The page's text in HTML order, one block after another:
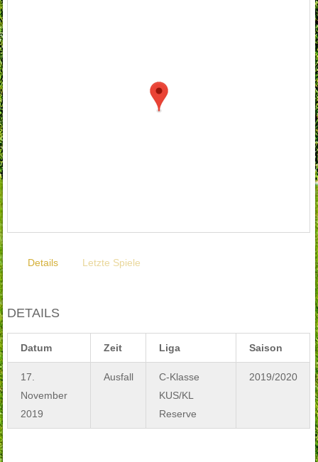
Details Letzte Spiele
DETAILS
Datum Zeit Liga Saison
17.
November
2019
Ausfall
C-Klasse
KUS/KL
Reserve
2019/2020